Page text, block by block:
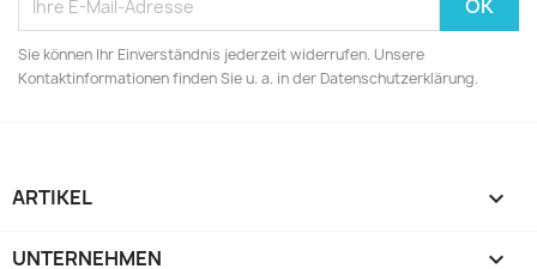
Sie können Ihr Einverständnis jederzeit widerrufen. Unsere
Kontaktinformationen finden Sie u. a. in der Datenschutzerklärung.
ARTIKEL 
UNTERNEHMEN 